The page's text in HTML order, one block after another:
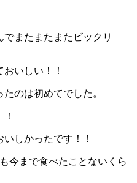
またまたまたビックリ
いしい！！
のは初めてでした。
しかったです！！
今まで食べたことないくら